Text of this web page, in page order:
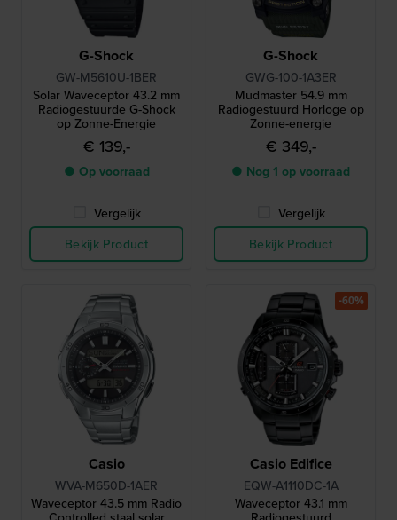
G-Shock
GW-M5610U-1BER
Solar Waveceptor 43.2 mm
Radiogestuurde G-Shock
op Zonne-Energie
€ 139,-
● Op voorraad
Vergelijk
Bekijk Product
G-Shock
GWG-100-1A3ER
Mudmaster 54.9 mm
Radiogestuurd Horloge op
Zonne-energie
€ 349,-
● Nog 1 op voorraad
Vergelijk
Bekijk Product
Casio
WVA-M650D-1AER
Waveceptor 43.5 mm Radio
Casio Edifice
EQW-A1110DC-1A
Waveceptor 43.1 mm
-60%